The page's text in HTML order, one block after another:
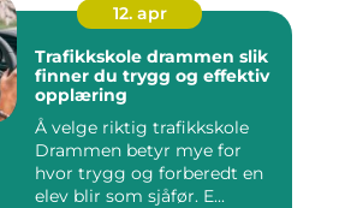
12. apr
Trafikkskole drammen slik
finner du trygg og effektiv
opplæring
Å velge riktig trafikkskole
Drammen betyr mye for
hvor trygg og forberedt en
elev blir som sjåfør. E...